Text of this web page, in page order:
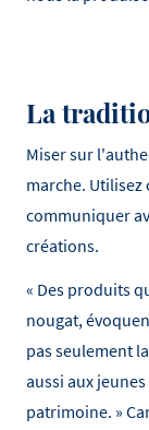
La
Miser sur
marche.
communiquer
créations.
« Des produits
nougat,
pas seulement
aussi aux
patrimoine. »